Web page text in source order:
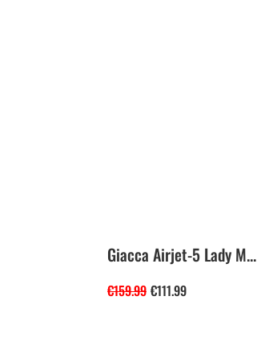
Giacca Airjet-5 Lady M...
€159.99 €111.99